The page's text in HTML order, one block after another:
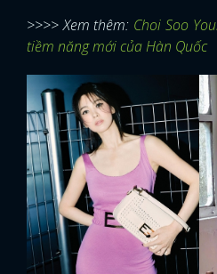
>>>> Xem thêm: Choi Soo
tiềm năng mới của Hàn Quốc